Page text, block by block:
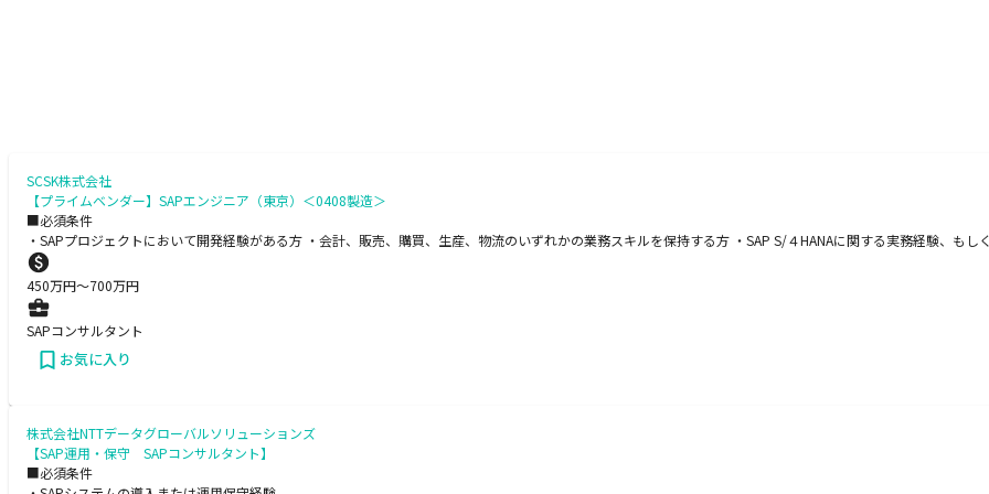
SCSK株式会社
【プライムベンダー】SAPエンジニア（東京）＜0408製造＞
■必須条件
・SAPプロジェクトにおいて開発経験がある方 ・会計、販売、購買、生産、物流のいずれかの業務スキルを保持する方 ・SAP S/４HANAに関する実務経験、もし
450万円〜700万円
SAPコンサルタント
お気に入り
株式会社NTTデータグローバルソリューションズ
【SAP運用・保守 SAPコンサルタント】
■必須条件